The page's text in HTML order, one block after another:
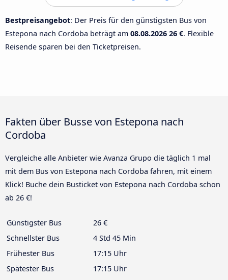
Bestpreisangebot: Der Preis für den günstigsten Bus von
Estepona nach Cordoba beträgt am 08.08.2026 26 €. Flexible
Reisende sparen bei den Ticketpreisen.
Fakten über Busse von Estepona nach
Cordoba
Vergleiche alle Anbieter wie Avanza Grupo die täglich 1 mal
mit dem Bus von Estepona nach Cordoba fahren, mit einem
Klick! Buche dein Busticket von Estepona nach Cordoba schon
ab 26 €!
Günstigster Bus
26 €
Schnellster Bus
4 Std 45 Min
Frühester Bus
17:15 Uhr
Spätester Bus
17:15 Uhr